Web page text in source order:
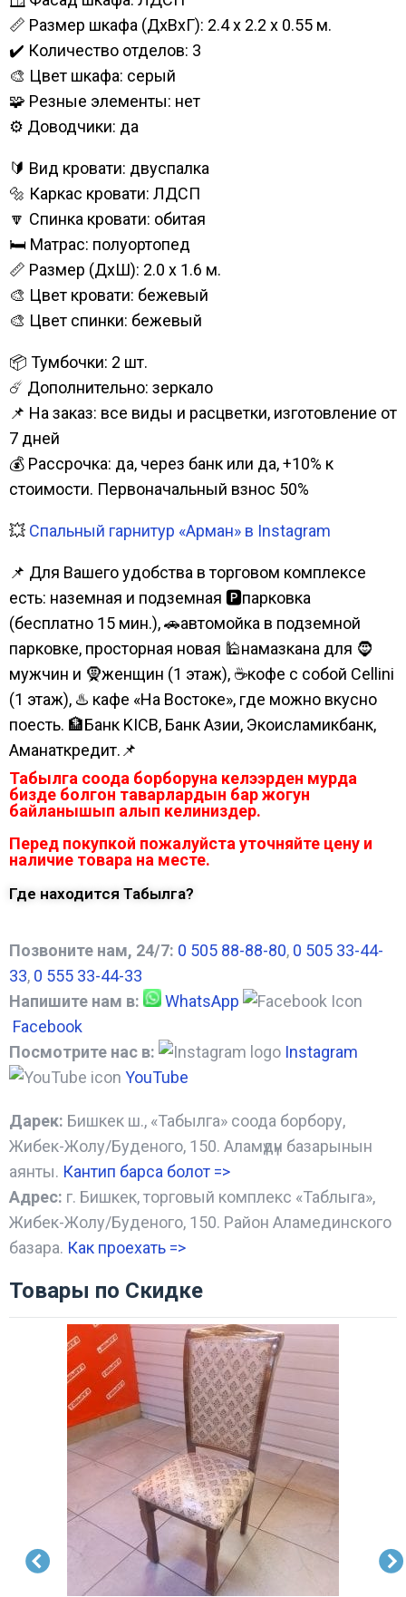
📏 Размер шкафа (ДхВхГ): 2.4 х 2.2 х 0.55 м.
✔️ Количество отделов: 3
🎨 Цвет шкафа: серый
🧩 Резные элементы: нет
⚙️ Доводчики: да
🔰 Вид кровати: двуспалка
🔩 Каркас кровати: ЛДСП
🔽 Спинка кровати: обитая
🛏️ Матрас: полуортопед
📏 Размер (ДхШ): 2.0 х 1.6 м.
🎨 Цвет кровати: бежевый
🎨 Цвет спинки: бежевый
📦 Тумбочки: 2 шт.
☄️ Дополнительно: зеркало
📌 На заказ: все виды и расцветки, изготовление от
7 дней
💰 Рассрочка: да, через банк или да, +10% к
стоимости. Первоначальный взнос 50%
💥 Спальный гарнитур «Арман» в Instagram
📌 Для Вашего удобства в торговом комплексе
есть: наземная и подземная 🅿парковка
(бесплатно 15 мин.), 🚗автомойка в подземной
парковке, просторная новая 🕌намазкана для 🧔
мужчин и 🧕женщин (1 этаж), ☕кофе с собой Cellini
(1 этаж), ♨️ кафе «На Востоке», где можно вкусно
поесть. 🏦Банк KICB, Банк Азии, Экоисламикбанк,
Аманаткредит.📌
Табылга соода борборуна келээрден мурда
бизде болгон таварлардын бар жогун
байланышып алып келиниздер.
Перед покупкой пожалуйста уточняйте цену и
наличие товара на месте.
Где находится Табылга?
Позвоните нам, 24/7: 0 505 88-88-80, 0 505 33-44-
33, 0 555 33-44-33
Напишите нам в:
WhatsApp
Facebook
Посмотрите нас в:
Instagram
YouTube
Дарек: Бишкек ш., «Табылга» соода борбору,
Жибек-Жолу/Буденого, 150. Аламүдүн базарынын
аянты. Кантип барса болот =>
Адрес: г. Бишкек, торговый комплекс «Таблыга»,
Жибек-Жолу/Буденого, 150. Район Аламединского
базара. Как проехать =>
Товары по Скидке